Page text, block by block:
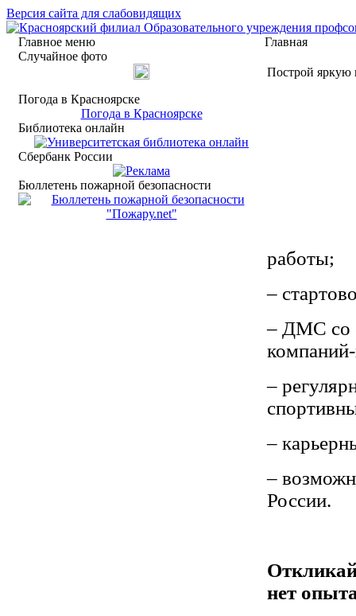
Версия сайта для слабовидящих
Главное меню
Случайное фото
Погода в Красноярске
Погода в Красноярске
Библиотека онлайн
Сбербанк России
Бюллетень пожарной безопасности
Главная
Построй яркую
работы;
–
– ДМС со
–
–
–
России.
нет